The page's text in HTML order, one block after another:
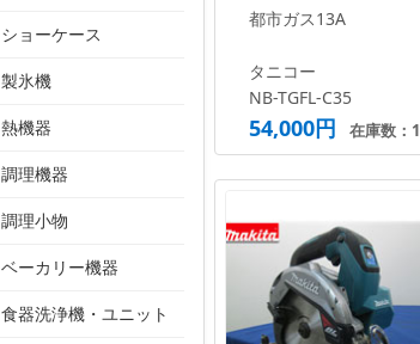
ショーケース
製氷機
熱機器
調理機器
調理小物
ベーカリー機器
食器洗浄機・ユニット
都市ガス13A
タニコー
NB-TGFL-C35
54,000円 在庫数：1